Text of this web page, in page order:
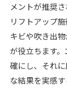
メントが推奨
リフトアップ
キビや吹き出
が役立ちます
確にし、それ
な結果を実感す